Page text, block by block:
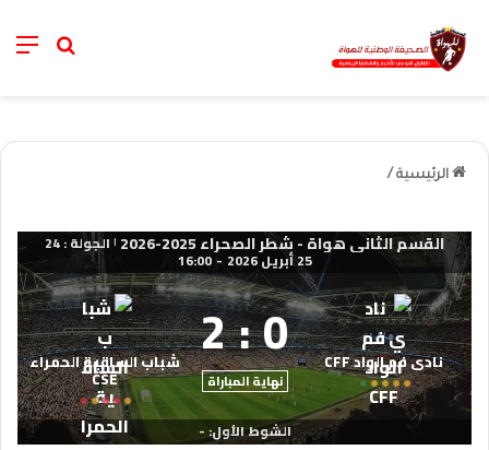
خانة
الرئيسية /
القسم الثاني هواة - شطر الصحراء 2025-2026 | الجولة : 24
25 أبريل 2026 -
16:00
نادي فم الواد CFF 0
:
2
نهاية المباراة
شباب الساقية الحمراء
CSE
الشوط الأول: -